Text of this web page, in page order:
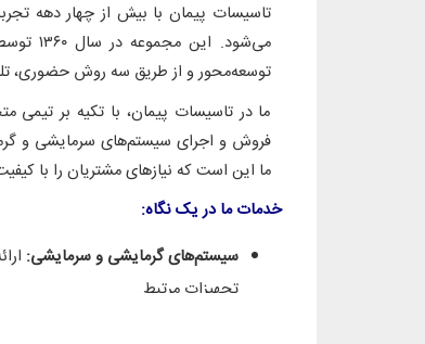
تاسیسات پیمان با بیش از چهار دهه
توسعه‌محور و از طریق سه روش حضوری،
ما در تاسیسات پیمان، با تکیه بر
فروش و اجرای سیستم‌های سرمایشی و
ما این است که نیازهای مشتریان را با
خدمات ما در یک نگاه:
سیستم‌های گرمایشی و سرمایشی:
تجهیزات مرتبط.